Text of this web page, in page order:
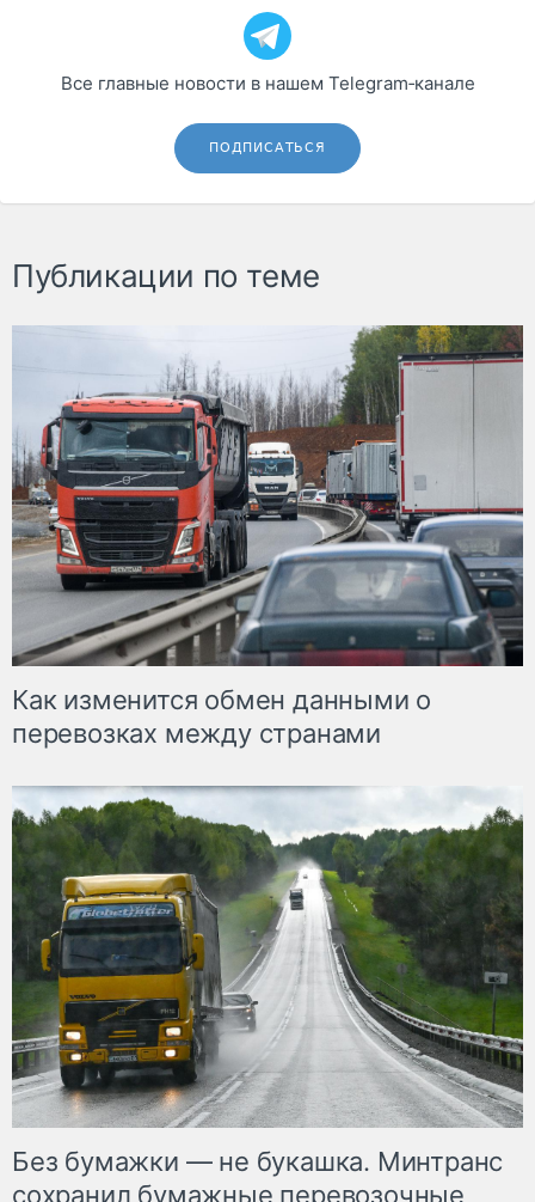
Все главные новости в нашем Telegram‑канале
ПОДПИСАТЬСЯ
Публикации по теме
Как изменится обмен данными о
перевозках между странами
Без бумажки — не букашка. Минтранс
сохранил бумажные перевозочные